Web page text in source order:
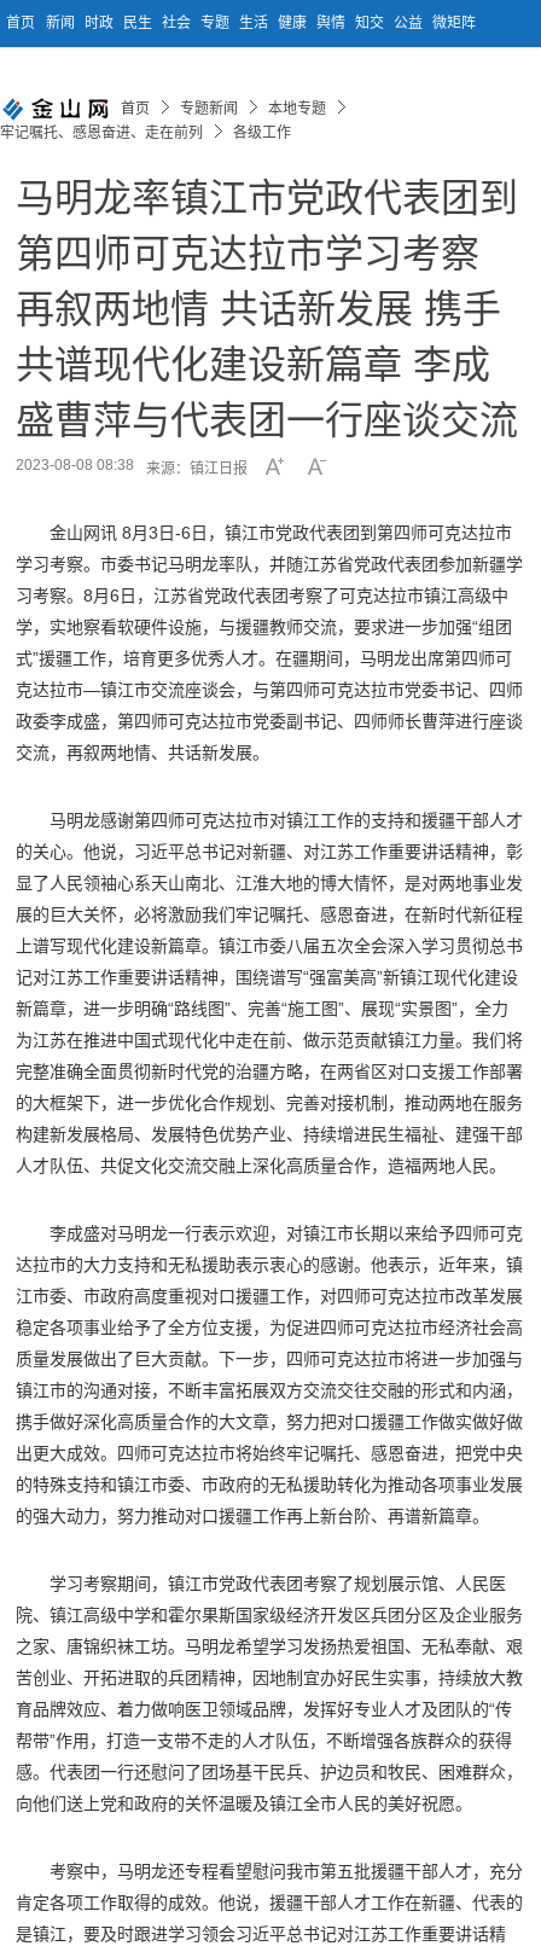
首页 新闻 时政 民生 社会 专题 生活 健康 舆情 知交 公益 微矩阵
首页 专题新闻
本地专题
牢记嘱托、感恩奋进、走在前列
各级工作
马明龙率镇江市党政代表团到
第四师可克达拉市学习考察
再叙两地情 共话新发展 携手
共谱现代化建设新篇章 李成
盛曹萍与代表团一行座谈交流
2023-08-08 08:38 来源：镇江日报
金山网讯 8月3日-6日，镇江市党政代表团到第四师可克达拉市
学习考察。市委书记马明龙率队，并随江苏省党政代表团参加新疆学
习考察。8月6日，江苏省党政代表团考察了可克达拉市镇江高级中
学，实地察看软硬件设施，与援疆教师交流，要求进一步加强“组团
式”援疆工作，培育更多优秀人才。在疆期间，马明龙出席第四师可
克达拉市—镇江市交流座谈会，与第四师可克达拉市党委书记、四师
政委李成盛，第四师可克达拉市党委副书记、四师师长曹萍进行座谈
交流，再叙两地情、共话新发展。
马明龙感谢第四师可克达拉市对镇江工作的支持和援疆干部人才
的关心。他说，习近平总书记对新疆、对江苏工作重要讲话精神，彰
显了人民领袖心系天山南北、江淮大地的博大情怀，是对两地事业发
展的巨大关怀，必将激励我们牢记嘱托、感恩奋进，在新时代新征程
上谱写现代化建设新篇章。镇江市委八届五次全会深入学习贯彻总书
记对江苏工作重要讲话精神，围绕谱写“强富美高”新镇江现代化建设
新篇章，进一步明确“路线图”、完善“施工图”、展现“实景图”，全力
为江苏在推进中国式现代化中走在前、做示范贡献镇江力量。我们将
完整准确全面贯彻新时代党的治疆方略，在两省区对口支援工作部署
的大框架下，进一步优化合作规划、完善对接机制，推动两地在服务
构建新发展格局、发展特色优势产业、持续增进民生福祉、建强干部
人才队伍、共促文化交流交融上深化高质量合作，造福两地人民。
李成盛对马明龙一行表示欢迎，对镇江市长期以来给予四师可克
达拉市的大力支持和无私援助表示衷心的感谢。他表示，近年来，镇
江市委、市政府高度重视对口援疆工作，对四师可克达拉市改革发展
稳定各项事业给予了全方位支援，为促进四师可克达拉市经济社会高
质量发展做出了巨大贡献。下一步，四师可克达拉市将进一步加强与
镇江市的沟通对接，不断丰富拓展双方交流交往交融的形式和内涵，
携手做好深化高质量合作的大文章，努力把对口援疆工作做实做好做
出更大成效。四师可克达拉市将始终牢记嘱托、感恩奋进，把党中央
的特殊支持和镇江市委、市政府的无私援助转化为推动各项事业发展
的强大动力，努力推动对口援疆工作再上新台阶、再谱新篇章。
学习考察期间，镇江市党政代表团考察了规划展示馆、人民医
院、镇江高级中学和霍尔果斯国家级经济开发区兵团分区及企业服务
之家、唐锦织袜工坊。马明龙希望学习发扬热爱祖国、无私奉献、艰
苦创业、开拓进取的兵团精神，因地制宜办好民生实事，持续放大教
育品牌效应、着力做响医卫领域品牌，发挥好专业人才及团队的“传
帮带”作用，打造一支带不走的人才队伍，不断增强各族群众的获得
感。代表团一行还慰问了团场基干民兵、护边员和牧民、困难群众，
向他们送上党和政府的关怀温暖及镇江全市人民的美好祝愿。
考察中，马明龙还专程看望慰问我市第五批援疆干部人才，充分
肯定各项工作取得的成效。他说，援疆干部人才工作在新疆、代表的
是镇江，要及时跟进学习领会习近平总书记对江苏工作重要讲话精